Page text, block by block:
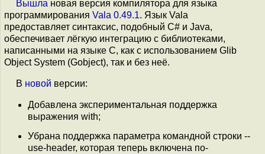
Вышла новая версия компилятора для языка
программирования Vala 0.49.1. Язык Vala
предоставляет синтаксис, подобный C# и Java,
обеспечивает лёгкую интеграцию с библиотеками,
написанными на языке C, как с использованием Glib
Object System (Gobject), так и без неё.
В новой версии:
Добавлена экспериментальная поддержка
выражения with;
Убрана поддержка параметра командной строки --
use-header, которая теперь включена по-